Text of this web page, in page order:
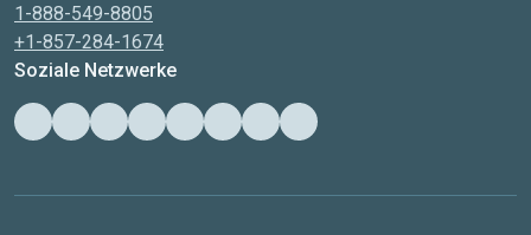
1-888-549-8805
+1-857-284-1674
Soziale Netzwerke